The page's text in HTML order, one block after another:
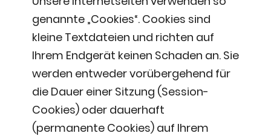
genannte „Cookies“. Cookies sind
kleine Textdateien und richten auf
Ihrem Endgerät keinen Schaden an. Sie
werden entweder vorübergehend für
die Dauer einer Sitzung (Session-
Cookies) oder dauerhaft
(permanente Cookies) auf Ihrem